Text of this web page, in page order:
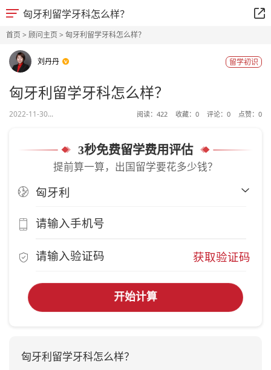
匈牙利留学牙科怎么样？
首页> 顾问主页> 匈牙利留学牙科怎么样？
刘丹丹 留学初识
匈牙利留学牙科怎么样？
2022-11-30... 阅读： 422 收藏： 0 评论： 0 点赞： 0
3秒免费留学费用评估
提前算一算，出国留学要花多少钱？
获取验证码
开始计算
匈牙利留学牙科怎么样？